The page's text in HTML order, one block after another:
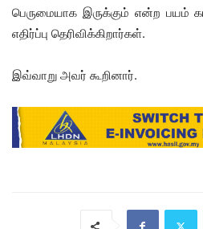
பெருமையாக இருக்கும் என்ற பயம்
எதிர்ப்பு தெரிவிக்கிறார்கள்.
இவ்வாறு அவர் கூறினார்.